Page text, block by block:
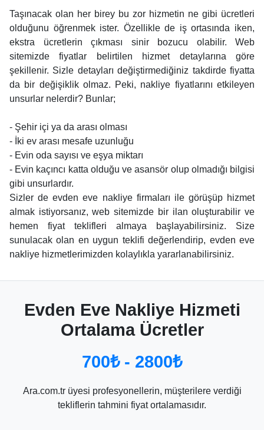
Taşınacak olan her birey bu zor hizmetin ne gibi ücretleri
olduğunu öğrenmek ister. Özellikle de iş ortasında iken,
ekstra ücretlerin çıkması sinir bozucu olabilir. Web
sitemizde fiyatlar belirtilen hizmet detaylarına göre
şekillenir. Sizle detayları değiştirmediğiniz takdirde fiyatta
da bir değişiklik olmaz. Peki, nakliye fiyatlarını etkileyen
unsurlar nelerdir? Bunlar;
- Şehir içi ya da arası olması
- İki ev arası mesafe uzunluğu
- Evin oda sayısı ve eşya miktarı
- Evin kaçıncı katta olduğu ve asansör olup olmadığı bilgisi
gibi unsurlardır.
Sizler de evden eve nakliye firmaları ile görüşüp hizmet
almak istiyorsanız, web sitemizde bir ilan oluşturabilir ve
hemen fiyat teklifleri almaya başlayabilirsiniz. Size
sunulacak olan en uygun teklifi değerlendirip, evden eve
nakliye hizmetlerimizden kolaylıkla yararlanabilirsiniz.
Evden Eve Nakliye Hizmeti
Ortalama Ücretler
700₺ - 2800₺
Ara.com.tr üyesi profesyonellerin, müşterilere verdiği
tekliflerin tahmini fiyat ortalamasıdır.